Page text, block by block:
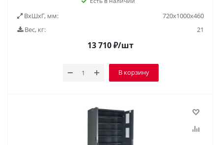
ВxШxГ, мм:
720x1000x460
Вес, кг:
21
13 710₽/шт
В корзину